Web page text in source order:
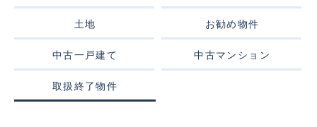
土地 お勧め物件
中古一戸建て 中古マンション
取扱終了物件